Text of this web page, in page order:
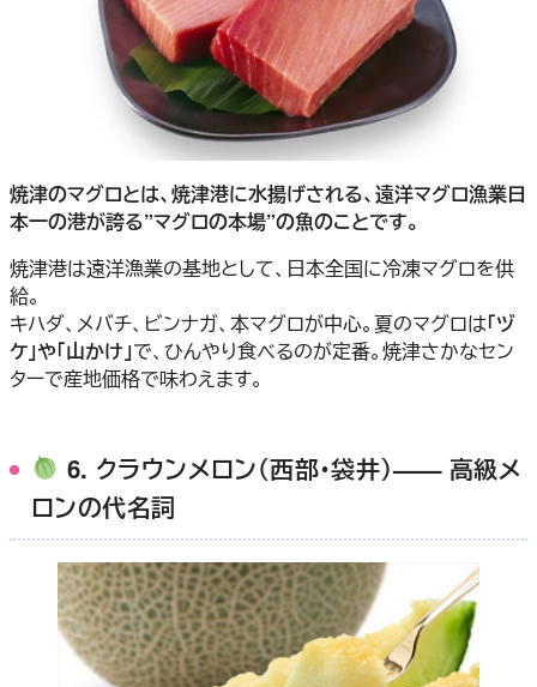
焼津のマグロとは、焼津港に水揚げされる、遠洋マグロ漁業日
本一の港が誇る”マグロの本場”の魚のことです。
焼津港は遠洋漁業の基地として、日本全国に冷凍マグロを供
給。
キハダ、メバチ、ビンナガ、本マグロが中心。夏のマグロは「ヅ
ケ」や「山かけ」で、ひんやり食べるのが定番。焼津さかなセン
ターで産地価格で味わえます。
6. クラウンメロン（西部・袋井）—— 高級メ
ロンの代名詞